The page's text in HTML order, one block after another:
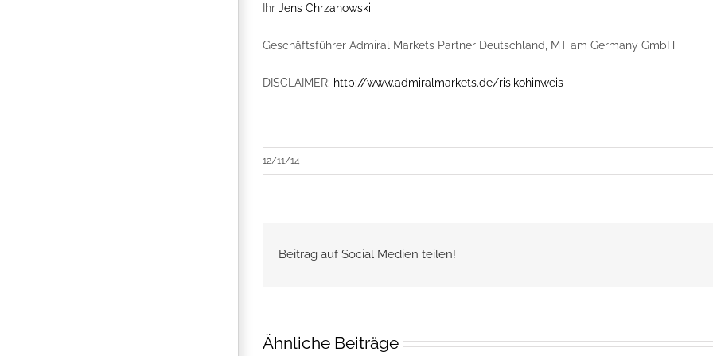
Ihr Jens Chrzanowski
Geschäftsführer Admiral Markets Partner Deutschland, MT am Germany GmbH
DISCLAIMER: http://www.admiralmarkets.de/risikohinweis
12/11/14
Beitrag auf Social Medien teilen!
Ähnliche Beiträge